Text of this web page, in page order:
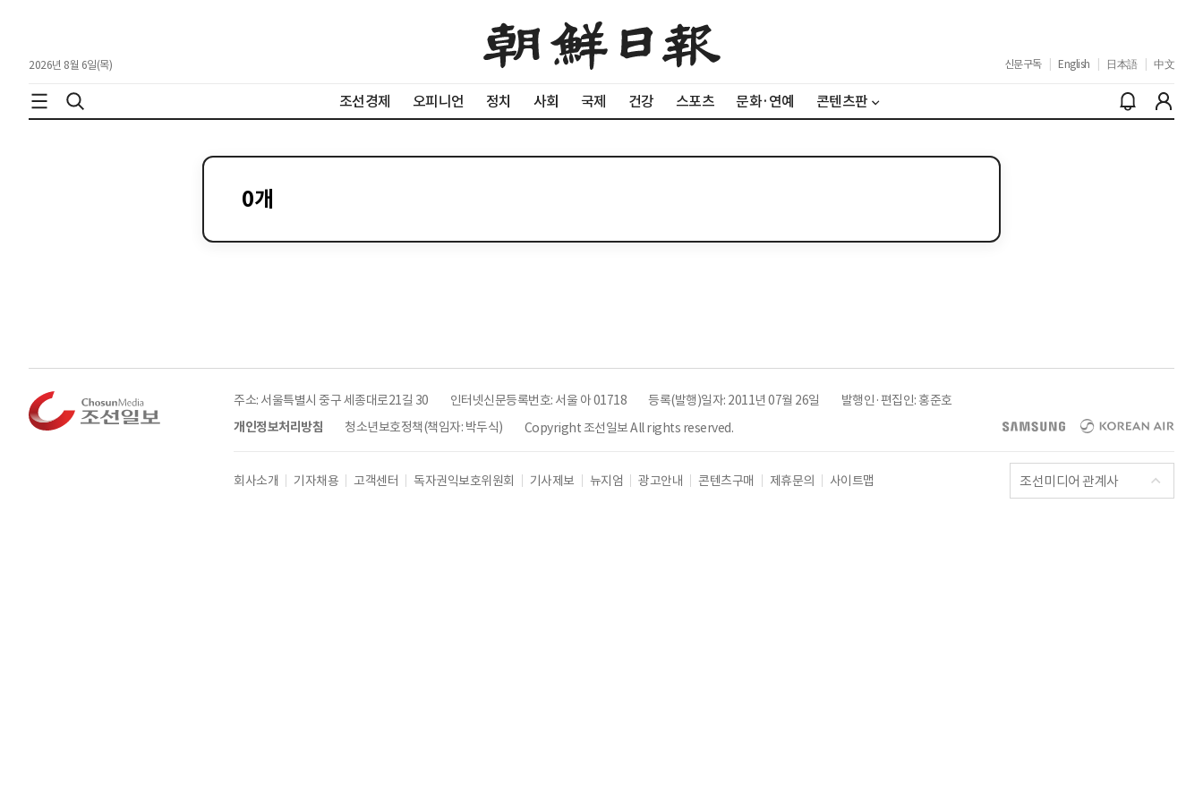
2026년 8월 6일(목) 신문구독 English 日本語 中文
조선경제 오피니언 정치 사회 국제 건강 스포츠 문화·연예 콘텐츠판
0개
주소: 서울특별시 중구 세종대로21길 30 인터넷신문등록번호: 서울 아 01718 등록(발행)일자: 2011년 07월 26일
발행인·편집인: 홍준호
개인정보처리방침
청소년보호정책(책임자: 박두식) Copyright 조선일보 All rights reserved.
회사소개 기자채용 고객센터 독자권익보호위원회 기사제보 뉴지엄 광고안내 콘텐츠구매 제휴문의 사이트맵 조선미디어 관계사